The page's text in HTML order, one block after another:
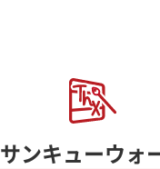
サンキューウォ